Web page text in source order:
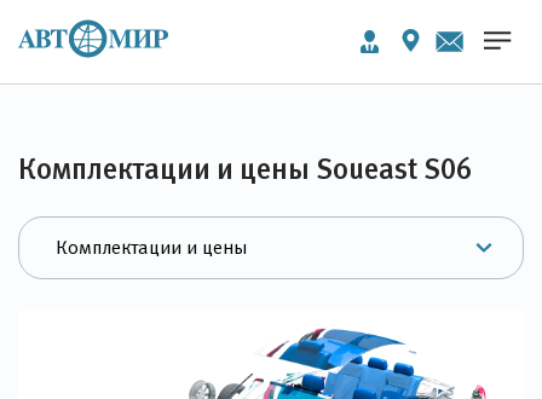
Комплектации и цены Soueast S06